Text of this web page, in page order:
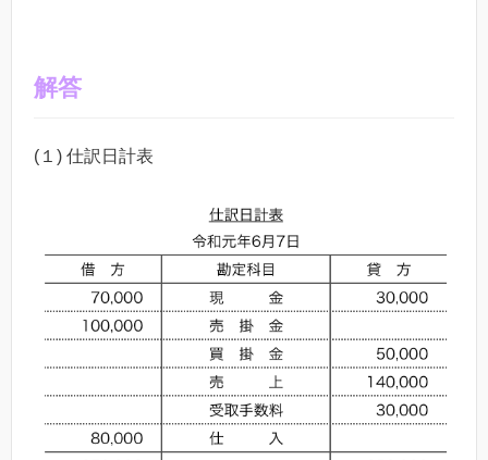
解答
(１) 仕訳日計表